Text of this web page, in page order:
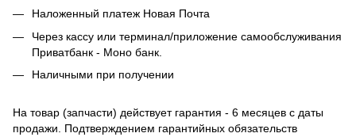
Наложенный платеж Новая Почта
Через кассу или терминал/приложение самообслуживания
Приватбанк - Моно банк.
Наличными при получении
На товар (запчасти) действует гарантия - 6 месяцев с даты
продажи. Подтверждением гарантийных обязательств